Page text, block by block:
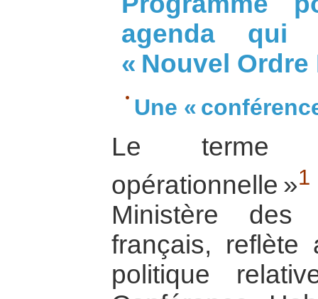
agenda qui
« Nouvel Ordre
Une «
Le terme
opérationnelle »1
Ministère des
français, reflète
politique